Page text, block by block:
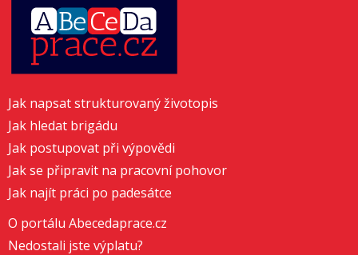
Jak napsat strukturovaný životopis
Jak hledat brigádu
Jak postupovat při výpovědi
Jak se připravit na pracovní pohovor
Jak najít práci po padesátce
O portálu Abecedaprace.cz
Nedostali jste výplatu?